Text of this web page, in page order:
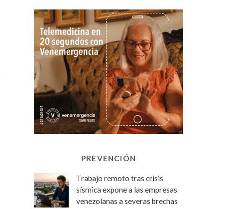
PREVENCIÓN
Trabajo remoto tras crisis
sísmica expone a las empresas
venezolanas a severas brechas